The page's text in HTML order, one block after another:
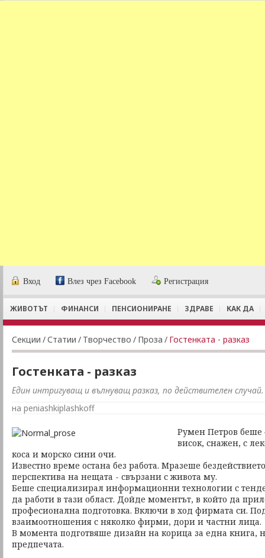
Вход Влез чрез Facebook Регистрация
ЖИВОТЪТ ФИНАНСИ ПЕНСИОНИРАНЕ ЗДРАВЕ КАК ДА
Секции /Статии / Творчество / Проза / Гостенката - разказ
Гостенката - разказ
Един интригуващ и вълнуващ разказ, по действителен случай.
на peniashkiplashkoff
Румен Петров
висок, снажен, с
коса и морско сини очи.
Известно време остана без работа. Мразеше
перспектива на нещата - свързани с живота му.
Беше специализирал информационни технологии с
да работи в тази област. Дойде моментът, в който да
професионална подготовка. Включи в ход фирмата си.
взаимоотношения с няколко фирми, дори и частни лица.
В момента подготвяше дизайн на корица за една книга,
предпечата.